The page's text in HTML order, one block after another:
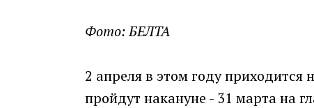
Фото: БЕЛТА
2 апреля в этом году
пройдут накануне - 31 марта на